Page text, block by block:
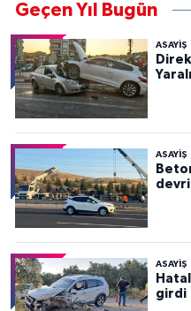
Geçen Yıl Bugün
ASAYİŞ
ASAYİŞ
ASAYİŞ
girdi